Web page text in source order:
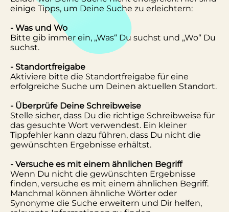
einige Tipps, um Deine Suche zu erleichtern:
- Was und Wo
Bitte gib immer ein, „Was“ Du suchst und „Wo“ Du
suchst.
- Standortfreigabe
Aktiviere bitte die Standortfreigabe für eine
erfolgreiche Suche um Deinen aktuellen Standort.
- Überprüfe Deine Schreibweise
Stelle sicher, dass Du die richtige Schreibweise für
das gesuchte Wort verwendest. Ein kleiner
Tippfehler kann dazu führen, dass Du nicht die
gewünschten Ergebnisse erhältst.
- Versuche es mit einem ähnlichen Begriff
Wenn Du nicht die gewünschten Ergebnisse
finden, versuche es mit einem ähnlichen Begriff.
Manchmal können ähnliche Wörter oder
Synonyme die Suche erweitern und Dir helfen,